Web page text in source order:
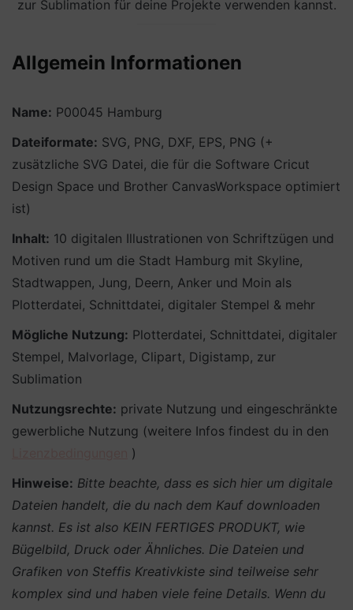
zur Sublimation für deine Projekte verwenden kannst.
Allgemein Informationen
Name: P00045 Hamburg
Dateiformate: SVG, PNG, DXF, EPS, PNG (+
zusätzliche SVG Datei, die für die Software Cricut
Design Space und Brother CanvasWorkspace optimiert
ist)
Inhalt: 10 digitalen Illustrationen von Schriftzügen und
Motiven rund um die Stadt Hamburg mit Skyline,
Stadtwappen, Jung, Deern, Anker und Moin als
Plotterdatei, Schnittdatei, digitaler Stempel & mehr
Mögliche Nutzung: Plotterdatei, Schnittdatei, digitaler
Stempel, Malvorlage, Clipart, Digistamp, zur
Sublimation
Nutzungsrechte: private Nutzung und eingeschränkte
gewerbliche Nutzung (weitere Infos findest du in den
)
Hinweise: Bitte beachte, dass es sich hier um digitale
Dateien handelt, die du nach dem Kauf downloaden
kannst. Es ist also KEIN FERTIGES PRODUKT, wie
Bügelbild, Druck oder Ähnliches. Die Dateien und
Grafiken von Steffis Kreativkiste sind teilweise sehr
komplex sind und haben viele feine Details. Wenn du